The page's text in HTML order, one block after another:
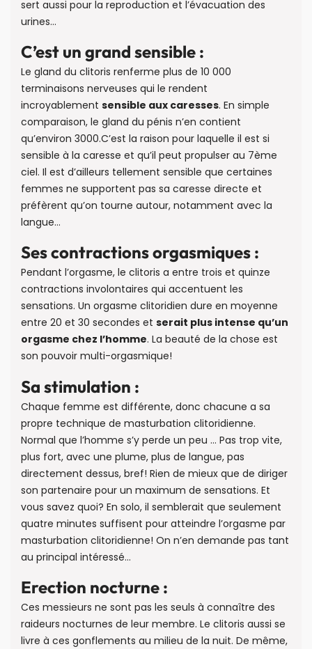
sert aussi pour la reproduction et l’évacuation des
urines…
C’est un grand sensible :
Le gland du clitoris renferme plus de 10 000
terminaisons nerveuses qui le rendent
incroyablement sensible aux caresses. En simple
comparaison, le gland du pénis n’en contient
qu’environ 3000.C’est la raison pour laquelle il est si
sensible à la caresse et qu’il peut propulser au 7ème
ciel. Il est d’ailleurs tellement sensible que certaines
femmes ne supportent pas sa caresse directe et
préfèrent qu’on tourne autour, notamment avec la
langue…
Ses contractions orgasmiques :
Pendant l’orgasme, le clitoris a entre trois et quinze
contractions involontaires qui accentuent les
sensations. Un orgasme clitoridien dure en moyenne
entre 20 et 30 secondes et serait plus intense qu’un
orgasme chez l’homme. La beauté de la chose est
son pouvoir multi-orgasmique!
Sa stimulation :
Chaque femme est différente, donc chacune a sa
propre technique de masturbation clitoridienne.
Normal que l’homme s’y perde un peu … Pas trop vite,
plus fort, avec une plume, plus de langue, pas
directement dessus, bref! Rien de mieux que de diriger
son partenaire pour un maximum de sensations. Et
vous savez quoi? En solo, il semblerait que seulement
quatre minutes suffisent pour atteindre l’orgasme par
masturbation clitoridienne! On n’en demande pas tant
au principal intéressé…
Erection nocturne :
Ces messieurs ne sont pas les seuls à connaître des
raideurs nocturnes de leur membre. Le clitoris aussi se
livre à ces gonflements au milieu de la nuit. De même,